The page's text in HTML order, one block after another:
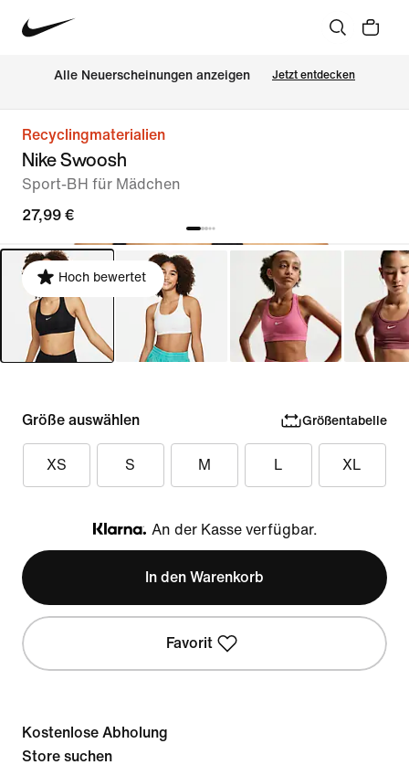
Alle Neuerscheinungen anzeigen Jetzt entdecken
Recyclingmaterialien
Nike Swoosh
Sport-BH für Mädchen
27,99 €
Hoch bewertet
Größe auswählen Größentabelle
XS S M L XL
Klarna
An der Kasse verfügbar.
In den Warenkorb
Favorit
Kostenlose Abholung
Store suchen